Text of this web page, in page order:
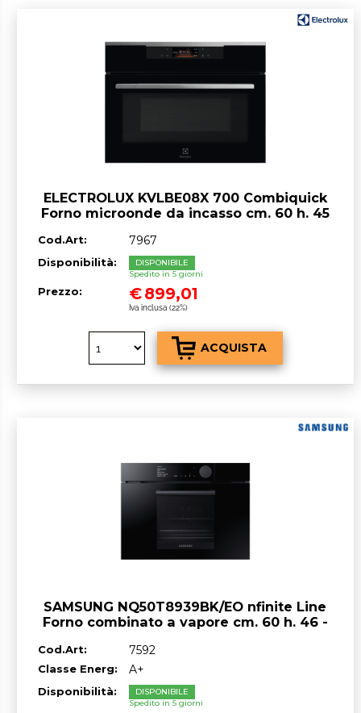
ELECTROLUX KVLBE08X 700 Combiquick
Forno microonde da incasso cm. 60 h. 45
Cod.Art: 7967
Disponibilità:
DISPONIBILE
Spedito in 5 giorni
Prezzo: €899,01
Iva inclusa (22%)
SAMSUNG NQ50T8939BK/EO nfinite Line
Forno combinato a vapore cm. 60 h. 46 -
Cod.Art: 7592
Classe Energ: A+
Disponibilità:
DISPONIBILE
Spedito in 5 giorni